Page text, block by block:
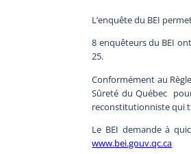
L’enquête du BEI
8 enquêteurs du BEI
25.
Conformément au
Sûreté du Québec
reconstitutionniste qui
Le BEI demande à
www.bei.gouv.qc.ca